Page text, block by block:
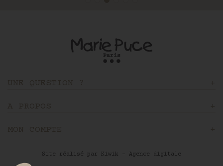
Site réalisé par Kiwik - Agence digitale